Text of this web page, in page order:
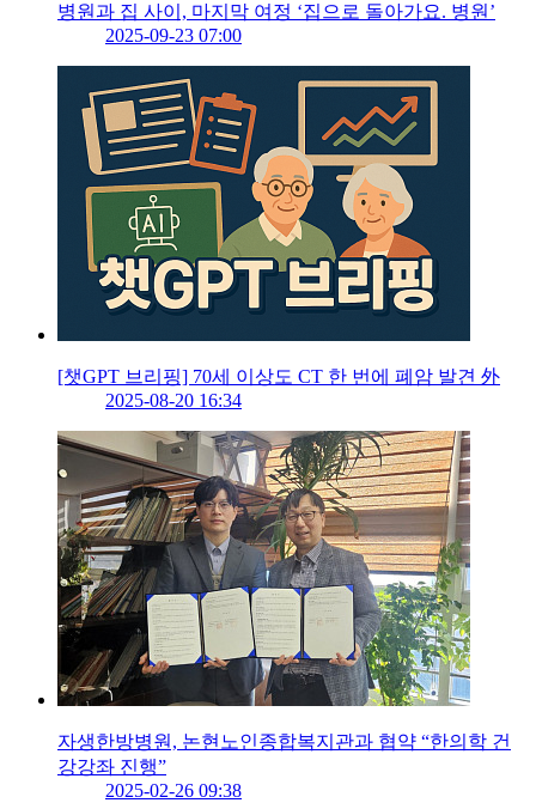
병원과 집 사이, 마지막 여정 ‘집으로 돌아가요. 병원’
2025-09-23 07:00
[챗GPT 브리핑] 70세 이상도 CT 한 번에 폐암 발견 外
2025-08-20 16:34
자생한방병원, 논현노인종합복지관과 협약 “한의학 건
강강좌 진행”
2025-02-26 09:38